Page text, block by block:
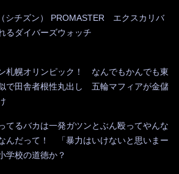
シチズン） PROMASTER エクスカリバ
るダイバーズウォッチ
札幌オリンピック！ なんでもかんでも東
で田舎者根性丸出し 五輪マフィアが金儲
てるバカは一発ガツンとぶん殴ってやんな
んだって！ 「暴力はいけないと思いまー
学校の道徳か？